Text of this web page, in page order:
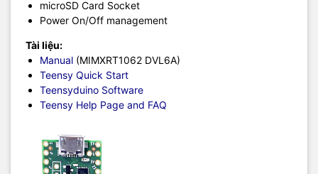
microSD Card Socket
Power On/Off management
Tài liệu:
Manual (MIMXRT1062 DVL6A)
Teensy Quick Start
Teensyduino Software
Teensy Help Page and FAQ